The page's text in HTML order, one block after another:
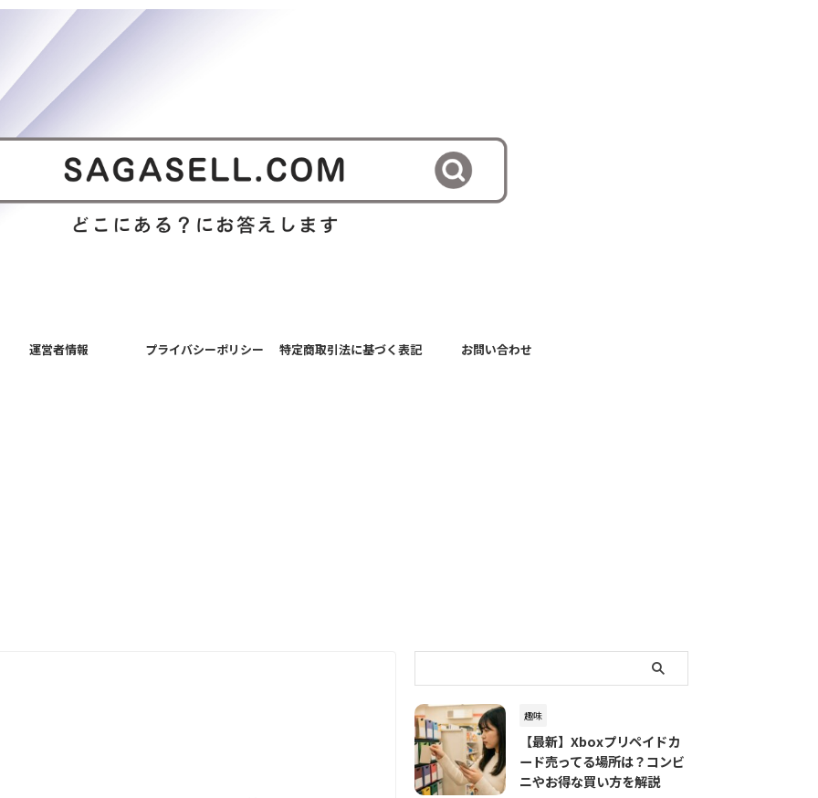
運営者情報 プライバシーポリシー 特定商取引法に基づく表記 お問い合わせ
趣味
【最新】Xboxプリペイドカ
ード売ってる場所は？コンビ
ニやお得な買い方を解説